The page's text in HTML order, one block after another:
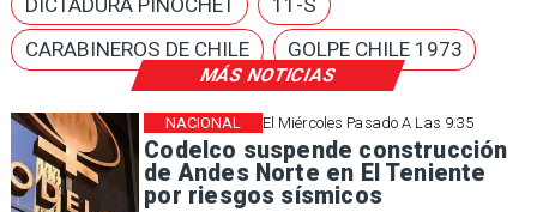
MÁS NOTICIAS
El Miércoles Pasado A Las 9:35
Codelco suspende construcción
de Andes Norte en El Teniente
por riesgos sísmicos
NACIONAL
CARABINEROS DE CHILE
GOLPE CHILE 1973